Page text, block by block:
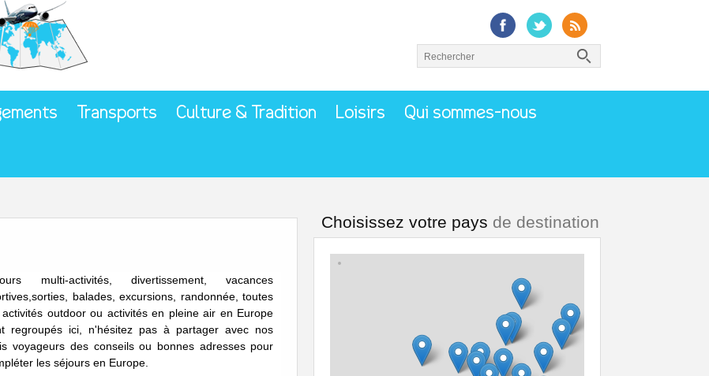
Transports Culture & Tradition Loisirs Qui sommes-nous
multi-activités, divertissement, vacances
balades, excursions, randonnée, toutes
activités outdoor ou activités en pleine air en Europe
regroupés ici, n'hésitez pas à partager avec nos
voyageurs des conseils ou bonnes adresses pour
les séjours en Europe.
Choisissez votre pays de destination